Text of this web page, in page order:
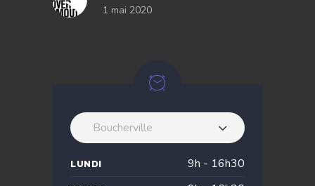
1 mai 2020
Boucherville
LUNDI 9h - 16h30